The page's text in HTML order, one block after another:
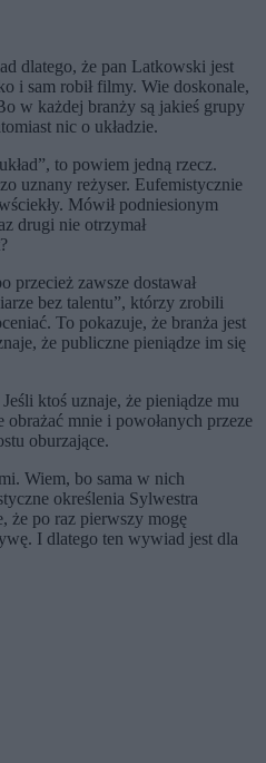
dlatego, że pan Latkowski jest
i sam robił filmy. Wie doskonale,
w każdej branży są jakieś grupy
nic o układzie.
to powiem jedną rzecz.
uznany reżyser. Eufemistycznie
Mówił podniesionym
drugi nie otrzymał
przecież zawsze dostawał
bez talentu”, którzy zrobili
To pokazuje, że branża jest
że publiczne pieniądze im się
ktoś uznaje, że pieniądze mu
mnie i powołanych przeze
oburzające.
Wiem, bo sama w nich
określenia Sylwestra
że po raz pierwszy mogę
I dlatego ten wywiad jest dla